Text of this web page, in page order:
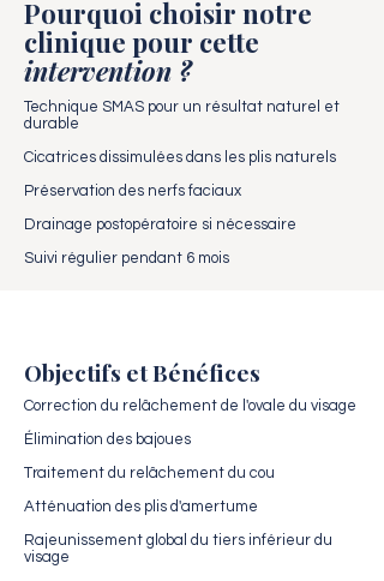
Pourquoi choisir notre
clinique pour cette
intervention ?
Technique SMAS pour un résultat naturel et
durable
Cicatrices dissimulées dans les plis naturels
Préservation des nerfs faciaux
Drainage postopératoire si nécessaire
Suivi régulier pendant 6 mois
Objectifs et Bénéfices
Correction du relâchement de l'ovale du visage
Élimination des bajoues
Traitement du relâchement du cou
Atténuation des plis d'amertume
Rajeunissement global du tiers inférieur du
visage